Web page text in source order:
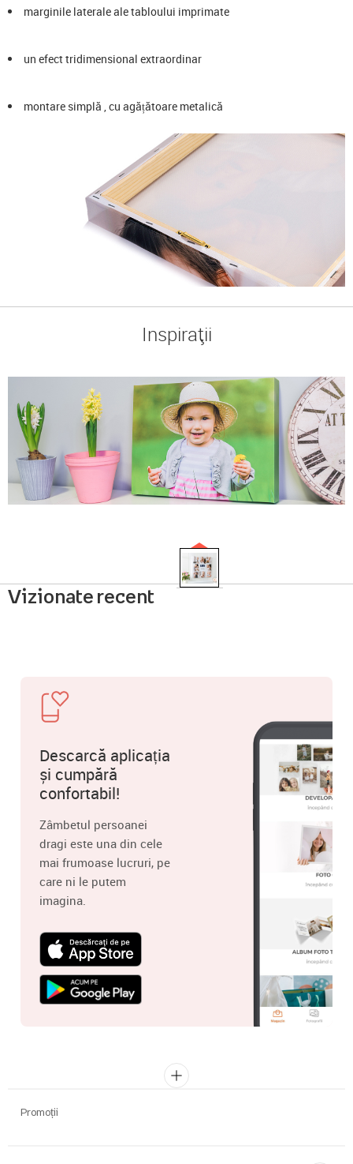
marginile laterale ale tabloului imprimate
un efect tridimensional extraordinar
montare simplă , cu agățătoare metalică
Inspirații
Vizionate recent
Descarcă aplicația
și cumpără
confortabil!
Zâmbetul persoanei
dragi este una din cele
mai frumoase lucruri, pe
care ni le putem
imagina.
Promoții